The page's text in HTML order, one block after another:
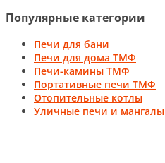
Популярные категории
Печи для бани
Печи для дома ТМФ
Печи-камины ТМФ
Портативные печи ТМФ
Отопительные котлы
Уличные печи и мангалы